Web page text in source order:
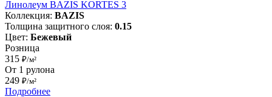
Линолеум BAZIS KORTES 3
Коллекция: BAZIS
Толщина защитного слоя: 0.15
Цвет: Бежевый
Розница
315 ₽/м²
От 1 рулона
249 ₽/м²
Подробнее